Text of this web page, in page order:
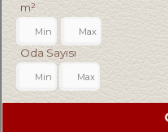
m²
Oda Sayısı